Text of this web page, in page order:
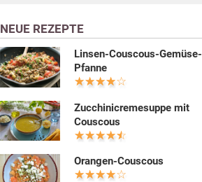
NEUE REZEPTE
Linsen-Couscous-Gemüse-
Pfanne
Zucchinicremesuppe mit
Couscous
Orangen-Couscous